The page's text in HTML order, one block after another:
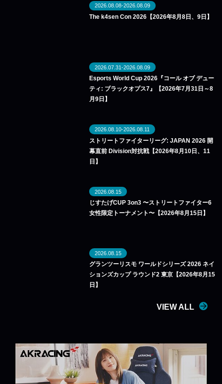
2026.08.08-2026.08.09
The k4sen Con 2026【2026年8月8日、9日】
2026.07.31-2026.08.09
Esports World Cup 2026『コール オブ デュー
ティ: ブラックオプス7』【2026年7月31日～8
月9日】
2026.08.10-2026.08.11
ストリートファイターリーグ: JAPAN 2026 開
幕直前 Division対抗戦【2026年8月10日、11
日】
2026.08.15
じすたげCUP 3on3 〜ストリートファイター6
女性限定トーナメント〜【2026年8月15日】
2026.08.15
グランツーリスモ ワールドシリーズ 2026 ネイ
ションズカップ ラウンド2 東京【2026年8月15
日】
VIEW ALL